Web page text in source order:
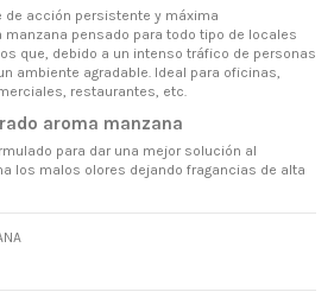
de acción persistente y máxima
pensado para todo tipo de locales
que, debido a un intenso tráfico de personas
ambiente agradable. Ideal para oficinas,
restaurantes, etc.
aroma manzana
para dar una mejor solución al
los malos olores dejando fragancias de alta